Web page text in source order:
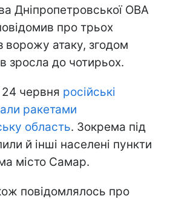
Дніпропетровської ОВА
про трьох
ворожу атаку, згодом
зросла до чотирьох.
червня російські
ракетами
область. Зокрема під
й інші населені пункти
місто Самар.
повідомлялось про